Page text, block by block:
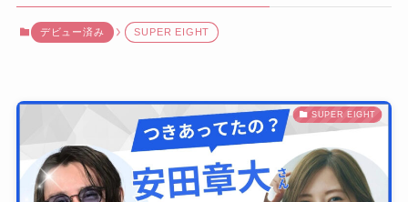
デビュー済み SUPER EIGHT
SUPER EIGHT